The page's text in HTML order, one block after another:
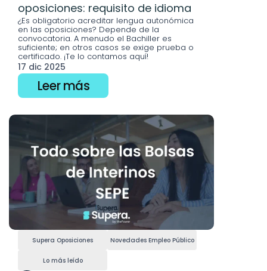
oposiciones: requisito de idioma
¿Es obligatorio acreditar lengua autonómica
en las oposiciones? Depende de la
convocatoria. A menudo el Bachiller es
suficiente; en otros casos se exige prueba o
certificado. ¡Te lo contamos aquí!
17 dic 2025
Leer más
Supera Oposiciones Novedades Empleo Público
Lo más leído